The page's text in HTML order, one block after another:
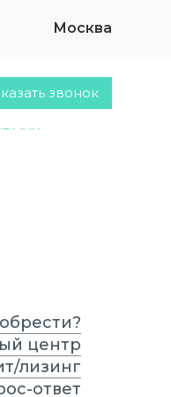
Москва
звонок
центр
лизинг
ответ